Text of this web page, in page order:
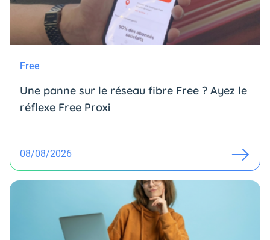
Free
Une panne sur le réseau fibre Free ? Ayez le
réflexe Free Proxi
08/08/2026